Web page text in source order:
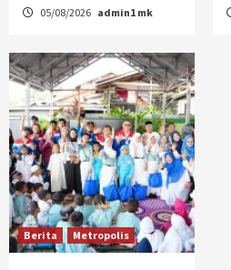
05/08/2026 admin1 mk
Berita Metropolis